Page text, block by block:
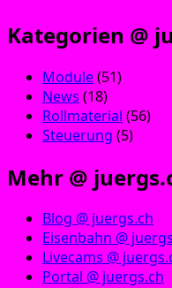
Kategorien @
Module(51)
News (18)
Rollmaterial (56)
Steuerung (5)
Mehr @
Blog @ juergs.ch
Eisenbahn @
Livecams @
Portal @ juergs.ch